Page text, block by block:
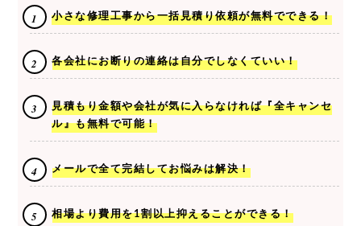
小さな修理工事から一括見積り依頼が無料でできる！
各会社にお断りの連絡は自分でしなくていい！
見積もり金額や会社が気に入らなければ『全キャンセ
ル』も無料で可能！
メールで全て完結してお悩みは解決！
相場より費用を1割以上抑えることができる！